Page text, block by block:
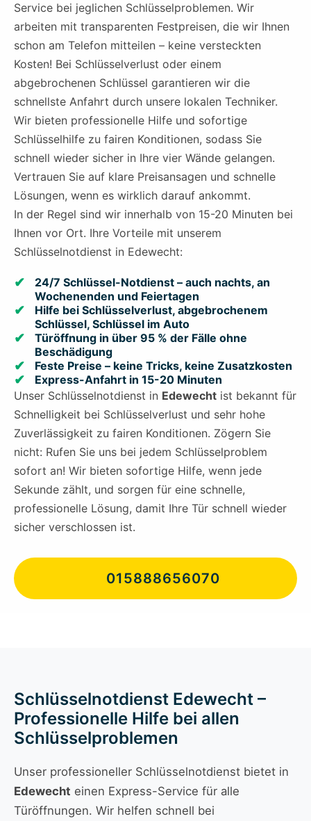
Service bei jeglichen Schlüsselproblemen. Wir
arbeiten mit transparenten Festpreisen, die wir Ihnen
schon am Telefon mitteilen – keine versteckten
Kosten! Bei Schlüsselverlust oder einem
abgebrochenen Schlüssel garantieren wir die
schnellste Anfahrt durch unsere lokalen Techniker.
Wir bieten professionelle Hilfe und sofortige
Schlüsselhilfe zu fairen Konditionen, sodass Sie
schnell wieder sicher in Ihre vier Wände gelangen.
Vertrauen Sie auf klare Preisansagen und schnelle
Lösungen, wenn es wirklich darauf ankommt.
In der Regel sind wir innerhalb von 15-20 Minuten bei
Ihnen vor Ort. Ihre Vorteile mit unserem
Schlüsselnotdienst in Edewecht:
24/7 Schlüssel-Notdienst – auch nachts, an
Wochenenden und Feiertagen
Hilfe bei Schlüsselverlust, abgebrochenem
Schlüssel, Schlüssel im Auto
Türöffnung in über 95 % der Fälle ohne
Beschädigung
Feste Preise – keine Tricks, keine Zusatzkosten
Express-Anfahrt in 15-20 Minuten
Unser Schlüsselnotdienst in Edewecht ist bekannt für
Schnelligkeit bei Schlüsselverlust und sehr hohe
Zuverlässigkeit zu fairen Konditionen. Zögern Sie
nicht: Rufen Sie uns bei jedem Schlüsselproblem
sofort an! Wir bieten sofortige Hilfe, wenn jede
Sekunde zählt, und sorgen für eine schnelle,
professionelle Lösung, damit Ihre Tür schnell wieder
sicher verschlossen ist.
015888656070
Schlüsselnotdienst Edewecht –
Professionelle Hilfe bei allen
Schlüsselproblemen
Unser professioneller Schlüsselnotdienst bietet in
Edewecht einen Express-Service für alle
Türöffnungen. Wir helfen schnell bei